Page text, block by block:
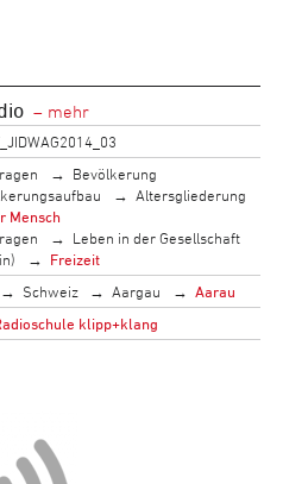
Bevölkerung
Altersgliederung
Mensch
Leben in der Gesellschaft
Freizeit
Schweiz Aargau
Aarau
klipp+klang